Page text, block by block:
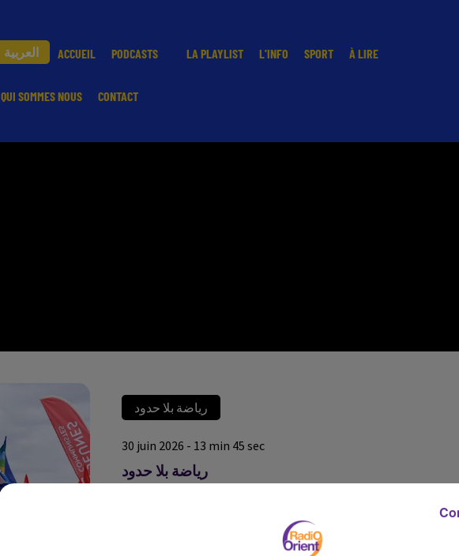
العربية ACCUEIL PODCASTS LA PLAYLIST L'INFO SPORT À LIRE
QUI SOMMES NOUS CONTACT
رياضة بلا حدود
30 juin 2026 - 13 min 45 sec
رياضة بلا حدود